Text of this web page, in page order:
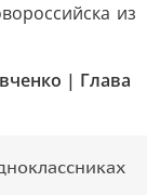
из
| Глава